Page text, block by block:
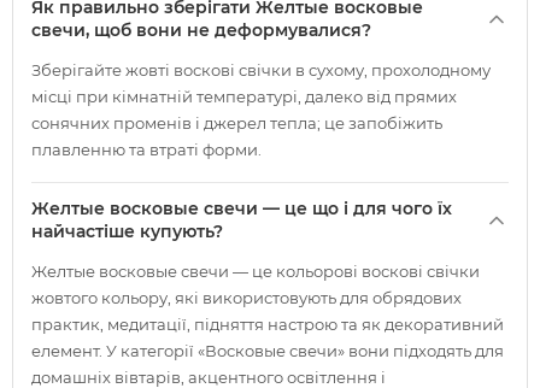
Як правильно зберігати Желтые восковые
свечи, щоб вони не деформувалися?
Зберігайте жовті воскові свічки в сухому, прохолодному
місці при кімнатній температурі, далеко від прямих
сонячних променів і джерел тепла; це запобіжить
плавленню та втраті форми.
Желтые восковые свечи — це що і для чого їх
найчастіше купують?
Желтые восковые свечи — це кольорові воскові свічки
жовтого кольору, які використовують для обрядових
практик, медитації, підняття настрою та як декоративний
елемент. У категорії «Восковые свечи» вони підходять для
домашніх вівтарів, акцентного освітлення і